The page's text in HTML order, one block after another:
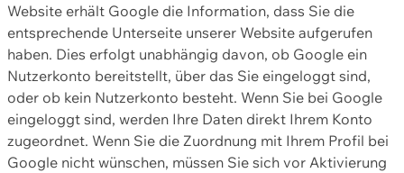
Website erhält Google die Information, dass Sie die
entsprechende Unterseite unserer Website aufgerufen
haben. Dies erfolgt unabhängig davon, ob Google ein
Nutzerkonto bereitstellt, über das Sie eingeloggt sind,
oder ob kein Nutzerkonto besteht. Wenn Sie bei Google
eingeloggt sind, werden Ihre Daten direkt Ihrem Konto
zugeordnet. Wenn Sie die Zuordnung mit Ihrem Profil bei
Google nicht wünschen, müssen Sie sich vor Aktivierung